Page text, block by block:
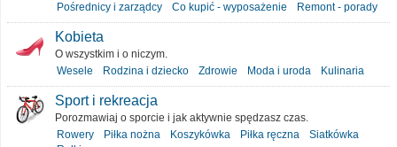
Pośrednicy i zarządcy
Co kupić - wyposażenie Remont - porady
Kobieta
O wszystkim i o niczym.
Wesele
Rodzina i dziecko Zdrowie Moda i uroda Kulinaria
Sport i rekreacja
Porozmawiaj o sporcie i jak aktywnie spędzasz czas.
Rowery
Piłka nożna Koszykówka Piłka ręczna
Siatkówka